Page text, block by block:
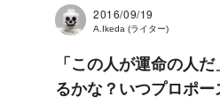
2016/09/19
A.Ikeda (ライター)
「この人が運命の人
るかな？いつプロポ